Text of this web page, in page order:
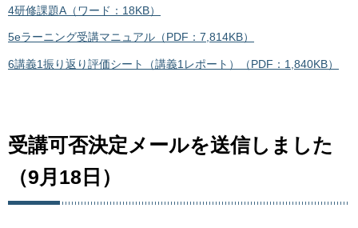
4研修課題A（ワード：18KB）
5eラーニング受講マニュアル（PDF：7,814KB）
6講義1振り返り評価シート（講義1レポート）（PDF：1,840KB）
受講可否決定メールを送信しました
（9月18日）